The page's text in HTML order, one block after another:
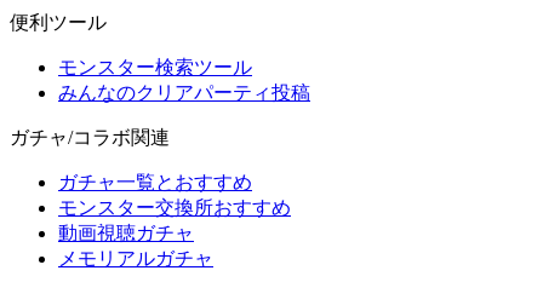
便利ツール
モンスター検索ツール
みんなのクリアパーティ投稿
ガチャ/コラボ関連
ガチャ一覧とおすすめ
モンスター交換所おすすめ
動画視聴ガチャ
メモリアルガチャ